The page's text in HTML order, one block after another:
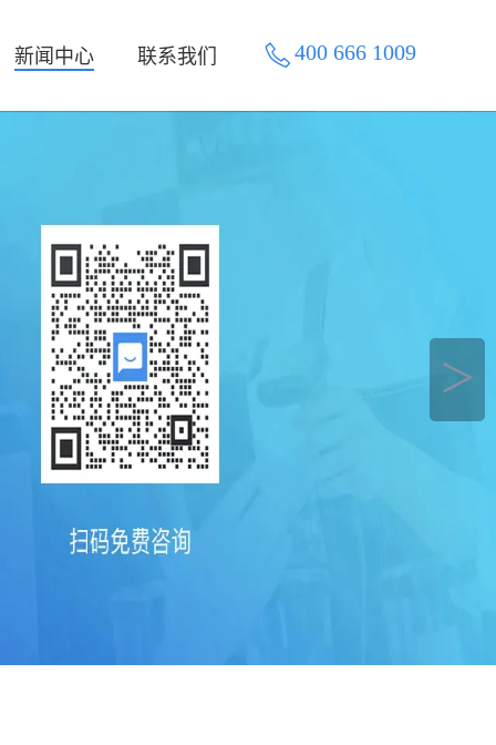
新闻中心 联系我们 400 666 1009
＞